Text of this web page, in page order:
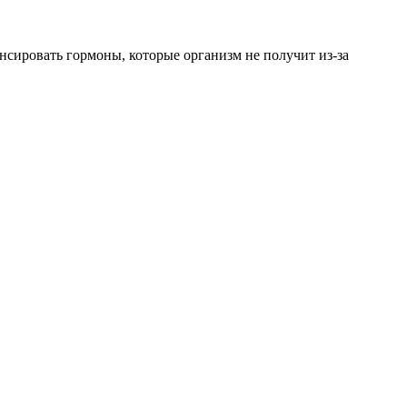
гормоны, которые организм не получит из-за